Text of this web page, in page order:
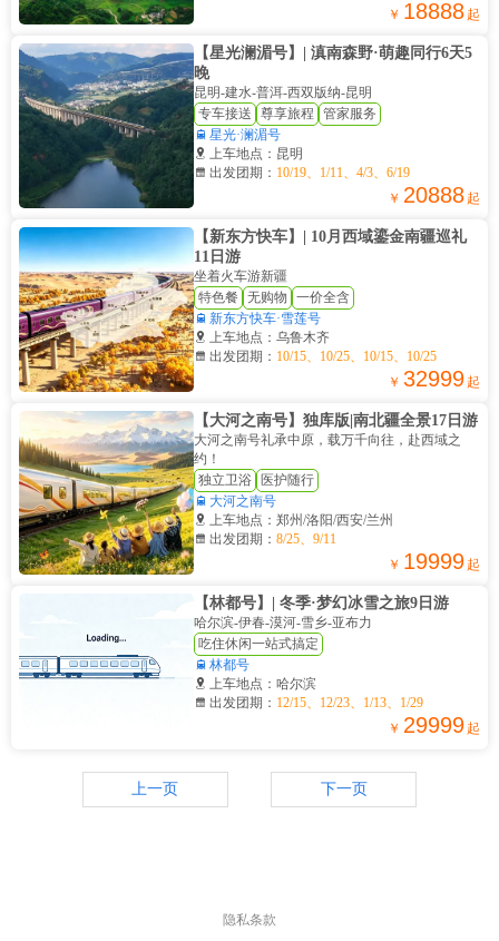
￥ 18888 起
【星光澜湄号】| 滇南森野·萌趣同行6天5
晚
昆明-建水-普洱-西双版纳-昆明
专车接送
尊享旅程 管家服务
 星光·澜湄号
 上车地点：昆明
 出发团期： 10/19、1/11、4/3、6/19
￥ 20888 起
【新东方快车】| 10月西域鎏金南疆巡礼
11日游
坐着火车游新疆
特色餐
无购物 一价全含
 新东方快车·雪莲号
 上车地点：乌鲁木齐
 出发团期： 10/15、10/25、10/15、10/25
￥ 32999 起
【大河之南号】独库版|南北疆全景17日游
大河之南号礼承中原，载万千向往，赴西域之
约！
独立卫浴
医护随行
 大河之南号
 上车地点：郑州/洛阳/西安/兰州
 出发团期：8/25、9/11
￥ 19999 起
【林都号】| 冬季·梦幻冰雪之旅9日游
哈尔滨-伊春-漠河-雪乡-亚布力
吃住休闲一站式搞定
 林都号
 上车地点：哈尔滨
 出发团期： 12/15、12/23、1/13、1/29
￥ 29999 起
上一页 下一页
隐私条款